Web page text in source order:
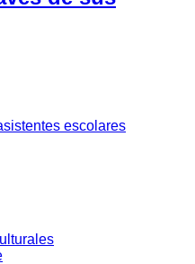
escolares